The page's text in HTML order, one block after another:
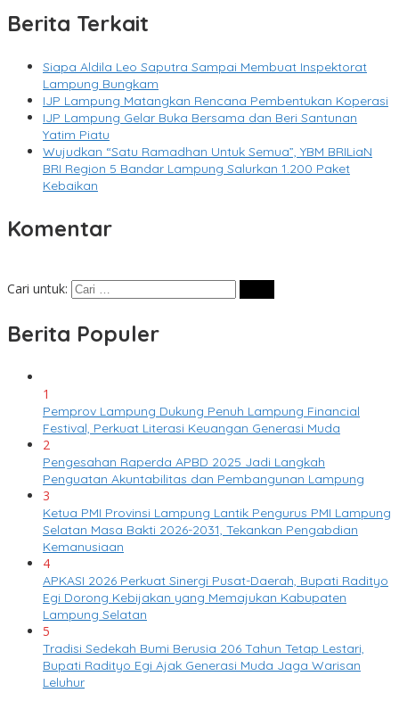
Berita Terkait
Siapa Aldila Leo Saputra Sampai Membuat Inspektorat
Lampung Bungkam
IJP Lampung Matangkan Rencana Pembentukan Koperasi
IJP Lampung Gelar Buka Bersama dan Beri Santunan
Yatim Piatu
Wujudkan “Satu Ramadhan Untuk Semua”, YBM BRILiaN
BRI Region 5 Bandar Lampung Salurkan 1.200 Paket
Kebaikan
Komentar
Cari untuk:
Berita Populer
1
Pemprov Lampung Dukung Penuh Lampung Financial
Festival, Perkuat Literasi Keuangan Generasi Muda
2
Pengesahan Raperda APBD 2025 Jadi Langkah
Penguatan Akuntabilitas dan Pembangunan Lampung
3
Ketua PMI Provinsi Lampung Lantik Pengurus PMI Lampung
Selatan Masa Bakti 2026-2031, Tekankan Pengabdian
Kemanusiaan
4
APKASI 2026 Perkuat Sinergi Pusat-Daerah, Bupati Radityo
Egi Dorong Kebijakan yang Memajukan Kabupaten
Lampung Selatan
5
Tradisi Sedekah Bumi Berusia 206 Tahun Tetap Lestari,
Bupati Radityo Egi Ajak Generasi Muda Jaga Warisan
Leluhur